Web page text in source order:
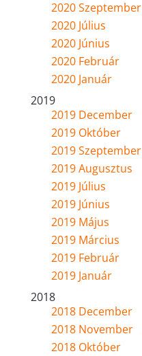
2020 Szeptember
2020 Július
2020 Június
2020 Február
2020 Január
2019
2019 December
2019 Október
2019 Szeptember
2019 Augusztus
2019 Július
2019 Június
2019 Május
2019 Március
2019 Február
2019 Január
2018
2018 December
2018 November
2018 Október